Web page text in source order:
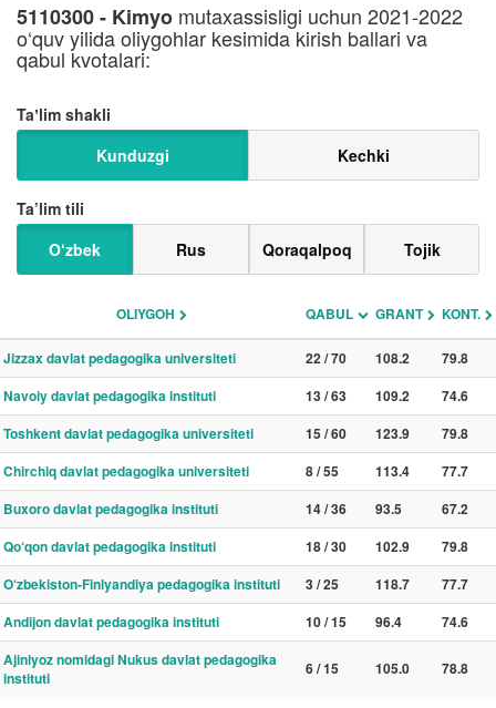
5110300 - Kimyo mutaxassisligi uchun 2021-2022
o‘quv yilida oliygohlar kesimida kirish ballari va
qabul kvotalari:
Taʼlim shakli
Kunduzgi
Kechki
Ta’lim tili
O‘zbek
Rus Qoraqalpoq Tojik
OLIYGOH QABUL GRANT KONT.
Jizzax davlat pedagogika universiteti 22 / 70 108.2
79.8
Navoiy davlat pedagogika instituti
13 / 63 109.2
74.6
Toshkent davlat pedagogika universiteti
15 / 60 123.9
79.8
Chirchiq davlat pedagogika universiteti
8 / 55 113.4
77.7
Buxoro davlat pedagogika instituti
14 / 36 93.5
67.2
Qo‘qon davlat pedagogika instituti
18 / 30 102.9
79.8
O‘zbekiston-Finlyandiya pedagogika instituti
3 / 25 118.7
77.7
Andijon davlat pedagogika instituti
10 / 15 96.4
74.6
Ajiniyoz nomidagi Nukus davlat pedagogika
instituti
6 / 15 105.0 78.8